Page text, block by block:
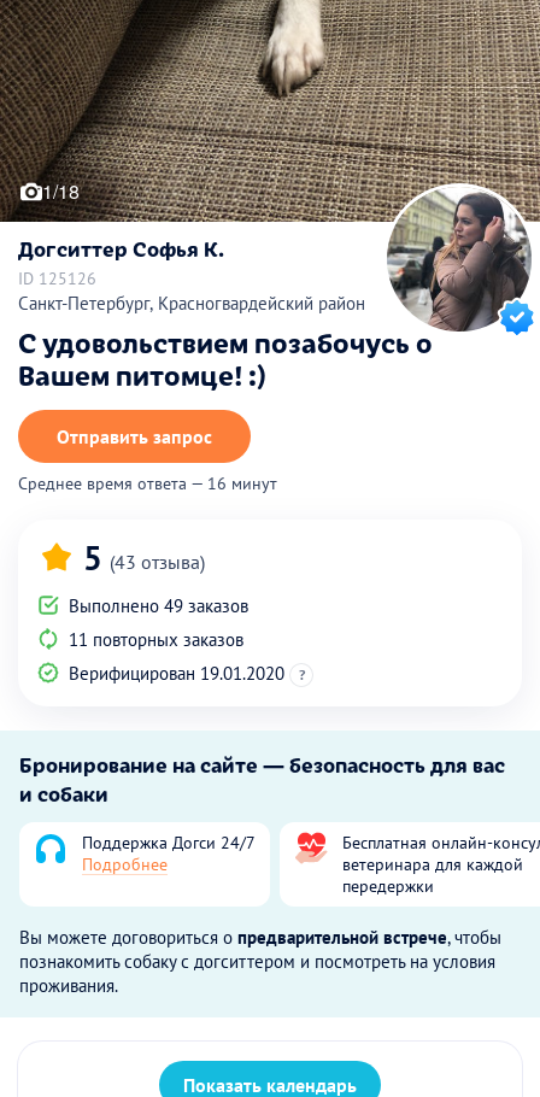
1/18
Догситтер Софья К.
ID 125126
Санкт-Петербург, Красногвардейский район
С удовольствием позабочусь о
Вашем питомце! :)
Отправить запрос
Среднее время ответа — 16 минут
5 (43 отзыва)
Выполнено 49 заказов
11 повторных заказов
Верифицирован 19.01.2020
?
Бронирование на сайте — безопасность для вас
и собаки
Поддержка Догси 24/7
Подробнее
Бесплатная онлайн-
ветеринара для каждой
передержки
Вы можете договориться о предварительной встрече, чтобы
познакомить собаку с догситтером и посмотреть на условия
проживания.
Показать календарь